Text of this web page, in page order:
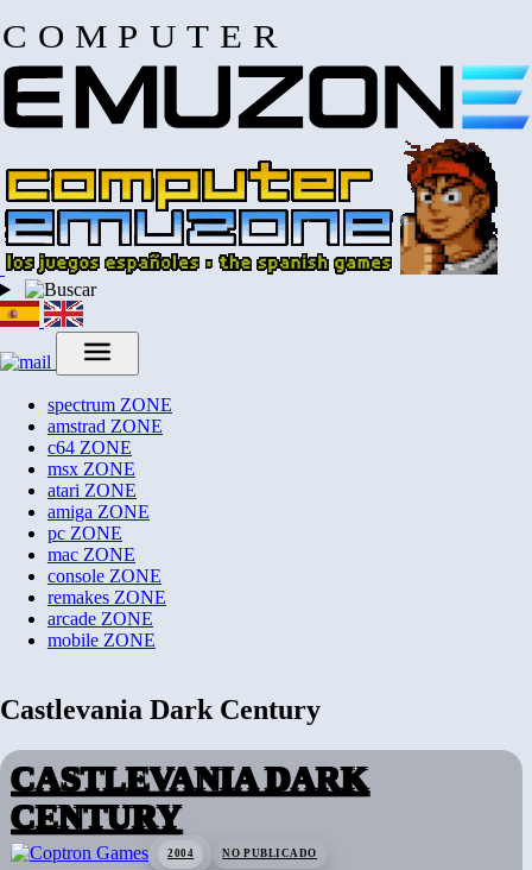
COMPUTER
spectrum ZONE
amstrad ZONE
c64 ZONE
msx ZONE
atari ZONE
amiga ZONE
pc ZONE
mac ZONE
console ZONE
remakes ZONE
arcade ZONE
mobile ZONE
Castlevania Dark Century
CASTLEVANIA DARK
CENTURY
2004 NO PUBLICADO